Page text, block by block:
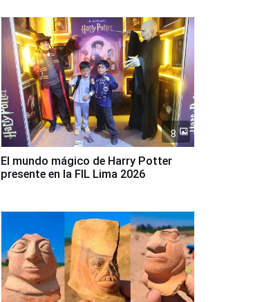
8
El mundo mágico de Harry Potter
presente en la FIL Lima 2026